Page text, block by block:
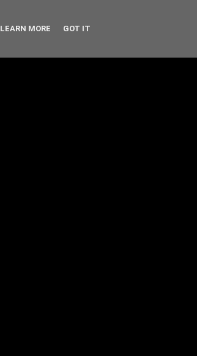
LEARN MORE GOT IT